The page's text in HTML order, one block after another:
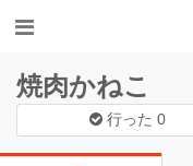
焼肉かねこ
行った0